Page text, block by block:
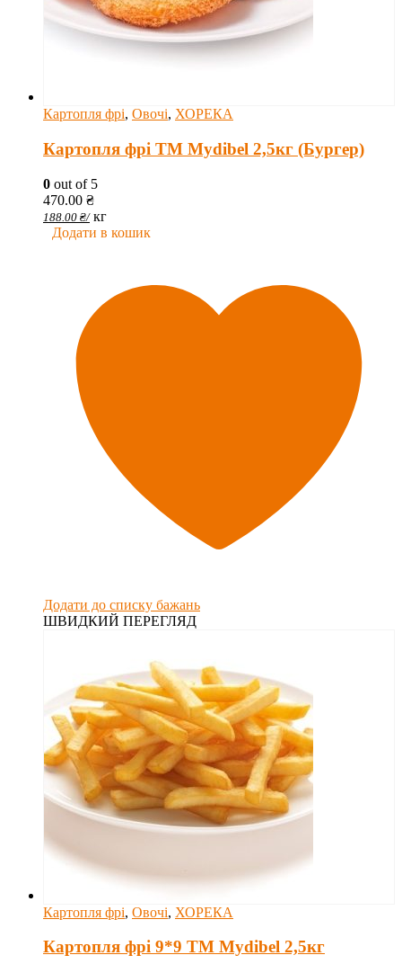
Картопля фрі, Овочі, ХОРЕКА
Картопля фрі ТМ Mydibel 2,5кг (Бургер)
0 out of 5
470.00 ₴
188.00 ₴/ кг
Додати в кошик
Додати до списку бажань
ШВИДКИЙ ПЕРЕГЛЯД
Картопля фрі, Овочі, ХОРЕКА
Картопля фрі 9*9 ТМ Mydibel 2,5кг